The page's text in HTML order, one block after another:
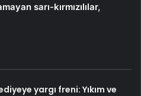
sarı-kırmızılılar,
yargı freni: Yıkım ve